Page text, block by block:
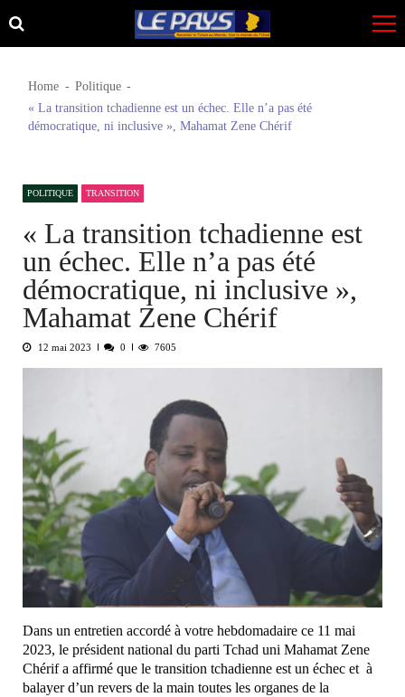
Skip
to
Skip
to
Home
Politique
« La transition tchadienne est un échec. Elle n’a pas été
démocratique, ni inclusive », Mahamat Zene Chérif
POLITIQUE TRANSITION
« La transition tchadienne est
un échec. Elle n’a pas été
démocratique, ni inclusive »,
Mahamat Zene Chérif
12 mai 2023 0 7605
Dans un entretien accordé à votre hebdomadaire ce 11 mai
2023, le président national du parti Tchad uni Mahamat Zene
Chérif a affirmé que le transition tchadienne est un échec et à
balayer d’un revers de la main toutes les organes de la